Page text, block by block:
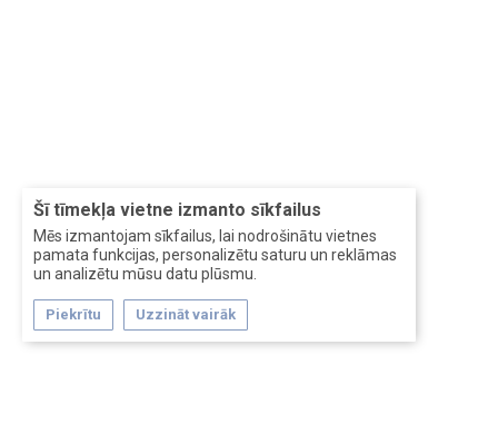
Šī tīmekļa vietne izmanto sīkfailus
Mēs izmantojam sīkfailus, lai nodrošinātu vietnes
pamata funkcijas, personalizētu saturu un reklāmas
un analizētu mūsu datu plūsmu.
Piekrītu Uzzināt vairāk